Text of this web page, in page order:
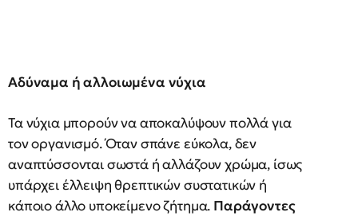
Αδύναμα ή αλλοιωμένα νύχια
Τα νύχια μπορούν να αποκαλύψουν πολλά για
τον οργανισμό. Όταν σπάνε εύκολα, δεν
αναπτύσσονται σωστά ή αλλάζουν χρώμα, ίσως
υπάρχει έλλειψη θρεπτικών συστατικών ή
κάποιο άλλο υποκείμενο ζήτημα. Παράγοντες